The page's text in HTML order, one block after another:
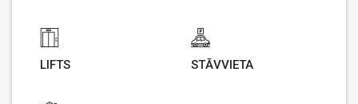
LIFTS STĀVVIETA